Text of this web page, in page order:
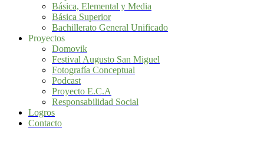
Básica, Elemental y Media
Básica Superior
Bachillerato General Unificado
Proyectos
Domovik
Festival Augusto San Miguel
Fotografía Conceptual
Podcast
Proyecto E.C.A
Responsabilidad Social
Logros
Contacto